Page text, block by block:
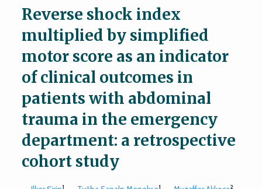
Reverse shock index
multiplied by simplified
motor score as an indicator
of clinical outcomes in
patients with abdominal
trauma in the emergency
department: a retrospective
cohort study
1 1 2